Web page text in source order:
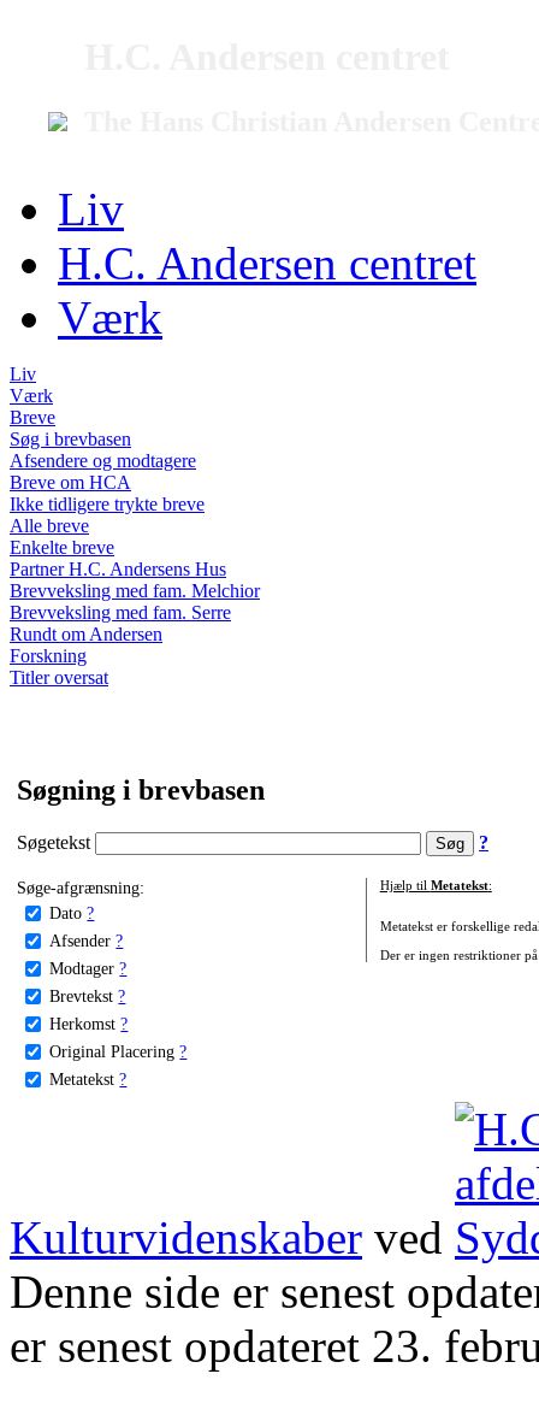
Liv
H.C. Andersen centret
Værk
Liv
Værk
Breve
Søg i brevbasen
Afsendere og modtagere
Breve om HCA
Ikke tidligere trykte breve
Alle breve
Enkelte breve
Partner H.C. Andersens Hus
Brevveksling med fam. Melchior
Brevveksling med fam. Serre
Rundt om Andersen
Forskning
Titler oversat
Søgning i brevbasen
Søgetekst ?
Søge-afgrænsning:
Dato ?
Afsender ?
Modtager ?
Brevtekst ?
Herkomst ?
Original Placering ?
Metatekst ?
Hjælp til Metatekst:
Metatekst er forskellige
Der er ingen restriktioner
Kulturvidenskaber ved
Denne side er senest
er senest opdateret 23.